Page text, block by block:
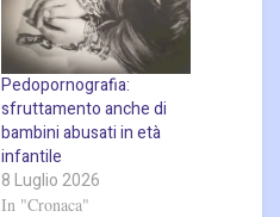
Pedopornografia:
sfruttamento anche di
bambini abusati in età
infantile
8 Luglio 2026
In "Cronaca"